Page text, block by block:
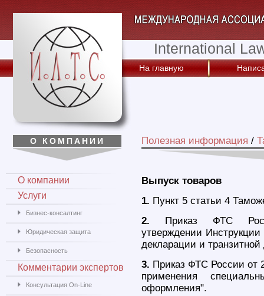
International
На главную
Полезная информация /
Выпуск товаров
1. Пункт 5 статьи 4
2. Приказ ФТС
утверждении
декларации и
3. Приказ ФТС России от
применения
оформления".
О КОМПАНИИ
О компании
Услуги
Бизнес-консалтинг
Юридическая защита
Безопасность
Комментарии экспертов
Консультация On-Line